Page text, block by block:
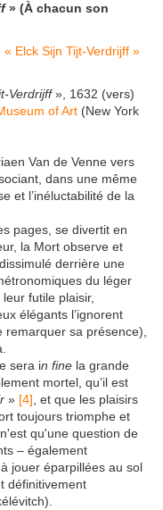
» (À chacun son
Verdrijff», 1632 (vers)
of Art (New York
Van de Venne vers
dans une même
et l’inéluctabilité de la
pages, se divertit en
la Mort observe et
derrière une
du léger
futile plaisir,
élégants l’ignorent
sa présence),
sera in fine la grande
mortel, qu’il est
» [4] , et que les plaisirs
toujours triomphe et
n'est qu'une question de
– également
jouer éparpillées au sol
définitivement